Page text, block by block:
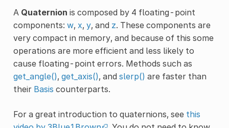
A Quaternion is composed by 4 floating-point
components: w, x, y, and z. These components are
very compact in memory, and because of this some
operations are more efficient and less likely to
cause floating-point errors. Methods such as
get_angle(), get_axis(), and slerp() are faster than
their Basis counterparts.
For a great introduction to quaternions, see this